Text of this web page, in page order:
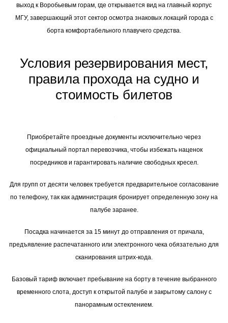
выход к Воробьевым горам, где открывается вид на главный корпус
МГУ, завершающий этот сектор осмотра знаковых локаций города с
борта комфортабельного плавучего средства.
Условия резервирования мест,
правила прохода на судно и
стоимость билетов
Приобретайте проездные документы исключительно через
официальный портал перевозчика, чтобы избежать наценок
посредников и гарантировать наличие свободных кресел.
Для групп от десяти человек требуется предварительное согласование
по телефону, так как администрация бронирует определенную зону на
палубе заранее.
Посадка начинается за 15 минут до отправления от причала,
предъявление распечатанного или электронного чека обязательно для
сканирования штрих-кода.
Базовый тариф включает пребывание на борту в течение выбранного
временного слота, доступ к открытой палубе и закрытому салону с
панорамным остеклением.